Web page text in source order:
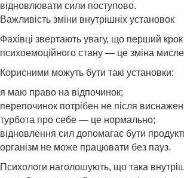
відновлювати сили поступово.
Важливість зміни внутрішніх установок
Фахівці звертають увагу, що перший крок
психоемоційного стану — це зміна
Корисними можуть бути такі установки:
я маю право на відпочинок;
перепочинок потрібен не після
турбота про себе — це нормально;
відновлення сил допомагає бути
організм не може працювати без пауз.
Психологи наголошують, що така